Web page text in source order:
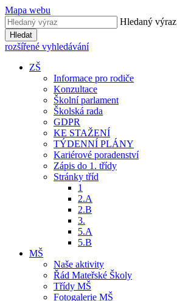
Mapa webu
Hledaný výraz
Hledat
rozšířené vyhledávání
ZŠ
Informace pro rodiče
Konzultace
Školní parlament
Školská rada
GDPR
KE STAŽENÍ
TÝDENNÍ PLÁNY
Kariérové poradenství
Zápis do 1. třídy
Stránky tříd
1
2.A
2.B
3.
5.A
5.B
MŠ
Naše aktivity
Řád Mateřské Školy
Třídy MŠ
Fotogalerie MŠ